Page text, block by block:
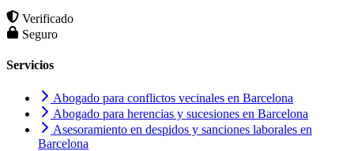
Verificado
Seguro
Servicios
Abogado para conflictos vecinales en Barcelona
Abogado para herencias y sucesiones en Barcelona
Asesoramiento en despidos y sanciones laborales en
Barcelona